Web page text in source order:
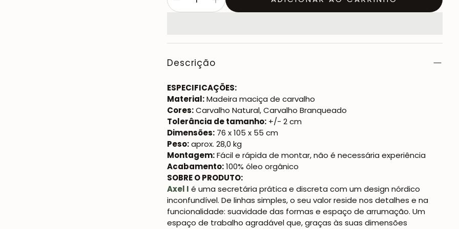
Descrição
ESPECIFICAÇÕES:
Material:Madeira maciça de carvalho
Cores:Carvalho Natural, Carvalho Branqueado
Tolerância de tamanho: +/- 2 cm
Dimensões: 76 x 105 x 55 cm
Peso:aprox. 28,0 kg
Montagem:Fácil e rápida de montar, não é necessária experiência
Acabamento:100% óleo orgânico
SOBRE O PRODUTO:
Axel I é uma secretária prática e discreta com um design nórdico
inconfundível. De linhas simples, o seu valor reside nos detalhes e na
funcionalidade: suavidade das formas e espaço de arrumação. Um
espaço de trabalho agradável que, graças às suas dimensões